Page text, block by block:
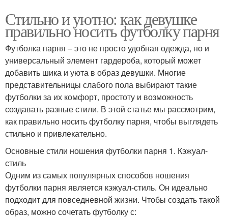
Стильно и уютно: как девушке
правильно носить футболку парня
Футболка парня – это не просто удобная одежда, но и
универсальный элемент гардероба, который может
добавить шика и уюта в образ девушки. Многие
представительницы слабого пола выбирают такие
футболки за их комфорт, простоту и возможность
создавать разные стили. В этой статье мы рассмотрим,
как правильно носить футболку парня, чтобы выглядеть
стильно и привлекательно.
Основные стили ношения футболки парня 1. Кэжуал-
стиль
Одним из самых популярных способов ношения
футболки парня является кэжуал-стиль. Он идеально
подходит для повседневной жизни. Чтобы создать такой
образ, можно сочетать футболку с: